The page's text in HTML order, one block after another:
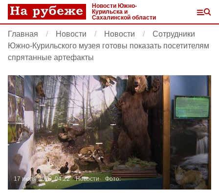
Новости Южно-
Курильска и
Сахалинской области
Главная Новости Новости
Сотрудники
Южно-Курильского музея готовы показать посетителям
спрятанные артефакты
17 июля 2019, 04:22 Новости Фото: